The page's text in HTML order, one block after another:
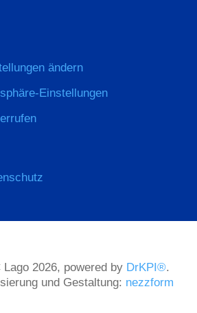
ändern
Einstellungen
2026, powered by DrKPI®.
und Gestaltung: nezzform